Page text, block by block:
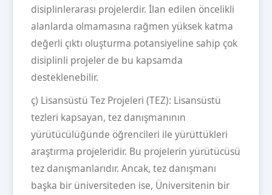
disiplinlerarası projelerdir. İlan edilen öncelikli
alanlarda olmamasına rağmen yüksek katma
değerli çıktı oluşturma potansiyeline sahip çok
disiplinli projeler de bu kapsamda
desteklenebilir.
ç) Lisansüstü Tez Projeleri (TEZ): Lisansüstü
tezleri kapsayan, tez danışmanının
yürütücülüğünde öğrencileri ile yürüttükleri
araştırma projeleridir. Bu projelerin yürütücüsü
tez danışmanlarıdır. Ancak, tez danışmanı
başka bir üniversiteden ise, Üniversitenin bir